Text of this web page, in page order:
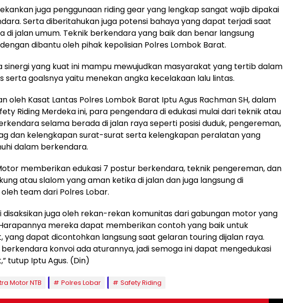
juga penggunaan riding gear yang lengkap sangat wajib dipakai
Serta diberitahukan juga potensi bahaya yang dapat terjadi saat
di jalan umum. Teknik berkendara yang baik dan benar langsung
dibantu oleh pihak kepolisian Polres Lombok Barat.
sinergi yang kuat ini mampu mewujudkan masyarakat yang tertib dalam
serta goalsnya yaitu menekan angka kecelakaan lalu lintas.
oleh Kasat Lantas Polres Lombok Barat Iptu Agus Rachman SH, dalam
Riding Merdeka ini, para pengendara di edukasi mulai dari teknik atau
selama berada di jalan raya seperti posisi duduk, pengereman,
dan kelengkapan surat-surat serta kelengkapan peralatan yang
dalam berkendara.
memberikan edukasi 7 postur berkendara, teknik pengereman, dan
atau slalom yang aman ketika di jalan dan juga langsung di
team dari Polres Lobar.
disaksikan juga oleh rekan-rekan komunitas dari gabungan motor yang
mereka dapat memberikan contoh yang baik untuk
yang dapat dicontohkan langsung saat gelaran touring dijalan raya.
konvoi ada aturannya, jadi semoga ini dapat mengedukasi
tutup Iptu Agus. (Din)
Motor NTB Polres Lobar Safety Riding